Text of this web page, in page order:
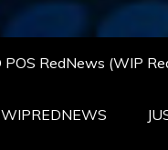
RedNews (WIP